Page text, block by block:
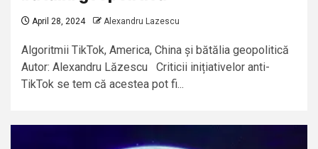
April 28, 2024 Alexandru Lazescu
Algoritmii TikTok, America, China și bătălia geopolitică
Autor: Alexandru Lăzescu Criticii inițiativelor anti-
TikTok se tem că acestea pot fi...